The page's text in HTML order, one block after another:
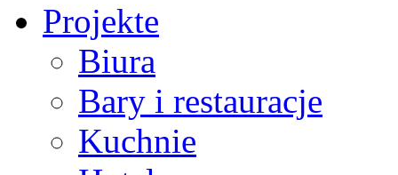
Projekte
Biura
Bary i restauracje
Kuchnie